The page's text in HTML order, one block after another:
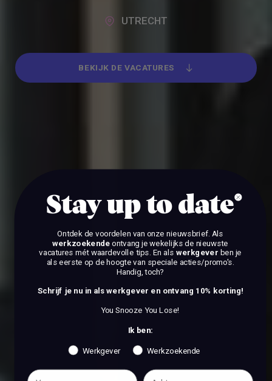
UTRECHT
BEKIJK DE VACATURES
Stay up to date
Ontdek de voordelen van onze nieuwsbrief. Als
werkzoekendeontvang je wekelijks de nieuwste
vacatures mét waardevolle tips. En als werkgever ben je
als eerste op de hoogte van speciale acties/promo's.
Handig, toch?
Schrijf je nu in als werkgever en ontvang 10% korting!
You Snooze You Lose!
Ik ben:
Werkgever Werkzoekende